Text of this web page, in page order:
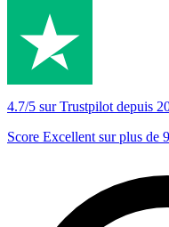
4.7/5 sur Trustpilot depuis
Score Excellent sur plus de